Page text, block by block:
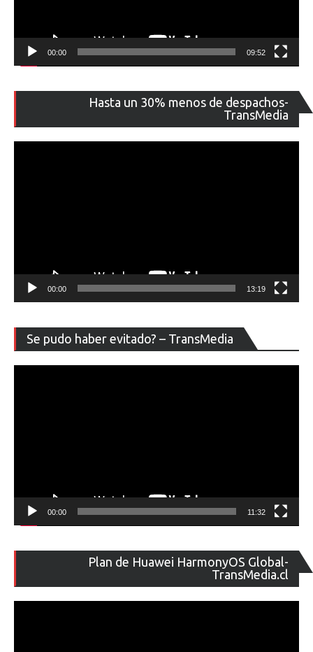
00:00 09:52
Hasta un 30% menos de despachos-
TransMedia
de
00:00 13:19
Se pudo haber evitado? – TransMedia
de
00:00 11:32
Plan de Huawei HarmonyOS Global-
TransMedia.cl
de